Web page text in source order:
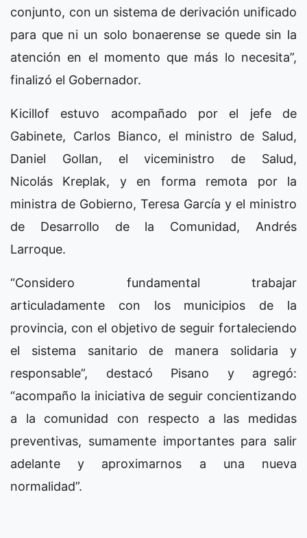
conjunto, con un sistema de derivación unificado
para que ni un solo bonaerense se quede sin la
atención en el momento que más lo necesita”,
finalizó el Gobernador.
Kicillof estuvo acompañado por el jefe de
Gabinete, Carlos Bianco, el ministro de Salud,
Daniel Gollan, el viceministro de Salud,
Nicolás Kreplak, y en forma remota por la
ministra de Gobierno, Teresa García y el ministro
de Desarrollo de la Comunidad, Andrés
Larroque.
“Considero fundamental trabajar
articuladamente con los municipios de la
provincia, con el objetivo de seguir fortaleciendo
el sistema sanitario de manera solidaria y
responsable”, destacó Pisano y agregó:
“acompaño la iniciativa de seguir concientizando
a la comunidad con respecto a las medidas
preventivas, sumamente importantes para salir
adelante y aproximarnos a una nueva
normalidad”.